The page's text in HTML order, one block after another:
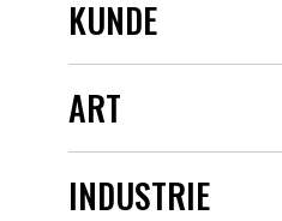
KUNDE
ART
INDUSTRIE